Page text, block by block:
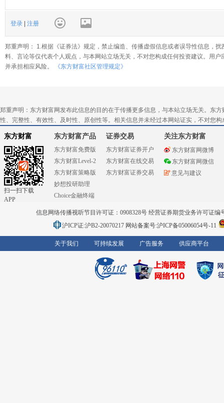
登录 注册
郑重声明： 1.根据《证券法》规定，禁止编造、传播虚假信息或者误导性信息，
料、言论等仅代表个人观点，与本网站立场无关，不对您构成任何投资建议。用
并承担相应风险。
《东方财富社区管理规定》
郑重声明：东方财富网发布此信息的目的在于传播更多信息，与本站立场无关。东
性、完整性、有效性、及时性、原创性等。相关信息并未经过本网站证实，不对您
东方财富
扫一扫下载
APP
东方财富产品
东方财富免费版
东方财富Level-2
东方财富策略版
妙想投研助理
Choice金融终端
证券交易
东方财富证券开户
东方财富在线交易
东方财富证券交易
关注东方财富
东方财富网微博
东方财富网微信
意见与建议
信息网络传播视听节目许可证：0908328号 经营证券期货业务许可证编
沪ICP证:沪B2-20070217 网站备案号:沪ICP备05006054号-11
关于我们 可持续发展 广告服务 供应商平台